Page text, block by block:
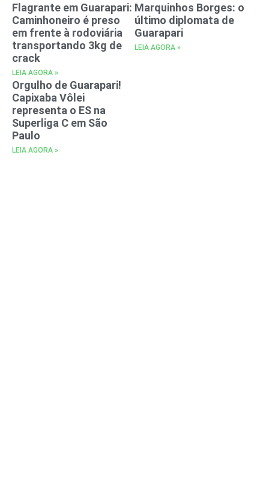
Flagrante em Guarapari:
Caminhoneiro é preso
em frente à rodoviária
transportando 3kg de
crack
LEIA AGORA »
Marquinhos Borges: o
último diplomata de
Guarapari
LEIA AGORA »
Orgulho de Guarapari!
Capixaba Vôlei
representa o ES na
Superliga C em São
Paulo
LEIA AGORA »